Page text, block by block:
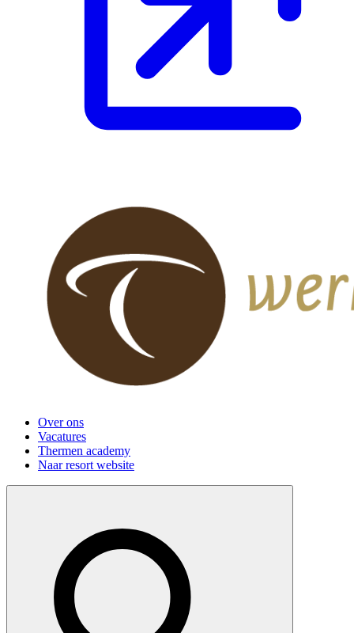
Over ons
Vacatures
Thermen academy
Naar resort website